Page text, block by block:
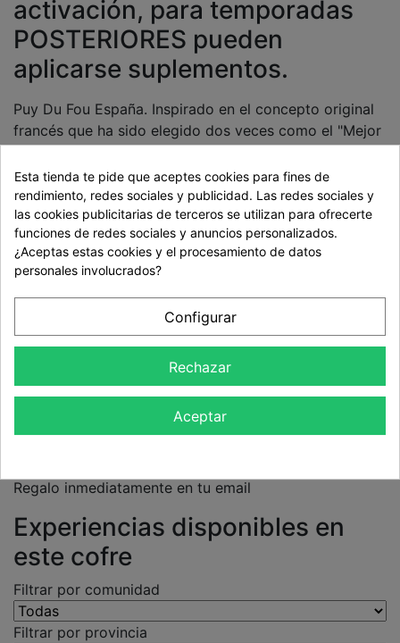
activación, para temporadas
POSTERIORES pueden
aplicarse suplementos.
Puy Du Fou España. Inspirado en el concepto original
francés que ha sido elegido dos veces como el "Mejor
puertas . Un nuevo universo para descubrir en familia
la Historia de España. Contará con grandes
espectáculos de día, cuatro pueblos de época, talleres
artesanos y más de 30 hectáreas de naturaleza. El
viaje en el tiempo continúa. ¡La Historia te espera!
Cambio gratuito / Válido 3
años y 3 meses ampliable
Cantidad
Añadir al
Carrito
ePack
Regalo inmediatamente en tu email
Experiencias disponibles en
este cofre
Filtrar por comunidad
Filtrar por provincia
Esta tienda te pide que aceptes cookies para fines de
rendimiento, redes sociales y publicidad. Las redes sociales y
las cookies publicitarias de terceros se utilizan para ofrecerte
funciones de redes sociales y anuncios personalizados.
¿Aceptas estas cookies y el procesamiento de datos
personales involucrados?
Configurar
Rechazar
Aceptar